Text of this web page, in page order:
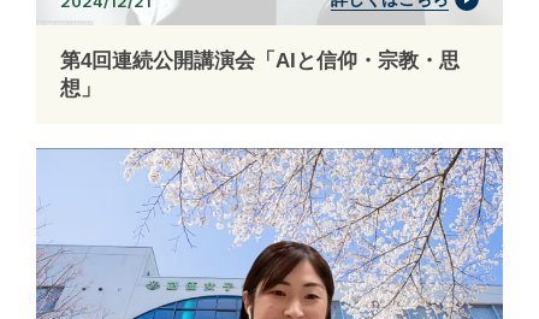
第4回連続公開講演会「AIと信仰・宗教・思
想」